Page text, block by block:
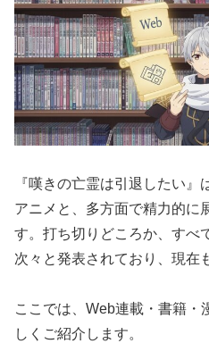
『嘆きの亡霊は引退したい
アニメと、多方面で精力的に
す。打ち切りどころか、すべ
次々と発表されており、現在
ここでは、Web連載・書籍・
しくご紹介します。